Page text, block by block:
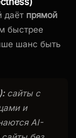
даёт прямой
быстрее
шанс быть
сайты с
и
AI-